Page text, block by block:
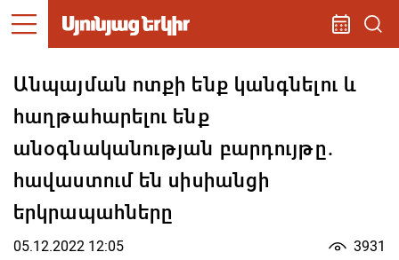
Անպայման ոտքի ենք կանգնելու և
հաղթահարելու ենք
անօգնականության բարդույթը.
հավաստում են սիսիանցի
երկրապահները
05.12.2022 12:05 3931